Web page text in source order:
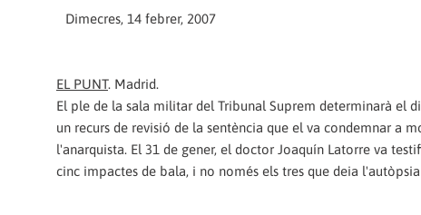
Dimecres, 14 febrer, 2007
EL PUNT. Madrid.
El ple de la sala militar del Tribunal Suprem determinarà el
un recurs de revisió de la sentència que el va condemnar a
l'anarquista. El 31 de gener, el doctor Joaquín Latorre va
cinc impactes de bala, i no només els tres que deia